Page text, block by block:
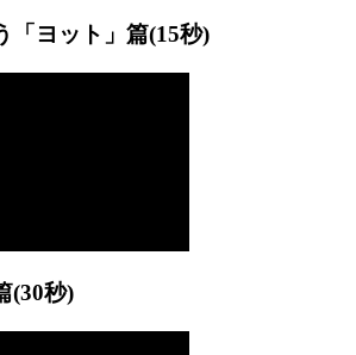
「ヨット」篇(15秒)
(30秒)